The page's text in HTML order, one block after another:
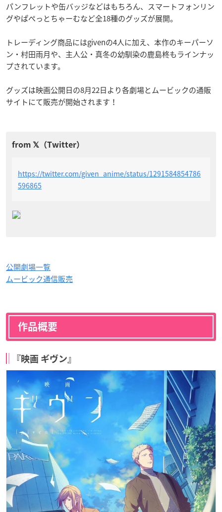
パンフレットや缶バッジなどはもちろん、スマートフォンリン
グやぱぺっとちゃーむなど全18種のグッズが展開。
トレーディング商品にはgivenの4人に加え、本作のキーパーソ
ン・村田雨月や、主人公・真冬の幼馴染の鹿島柊もラインナッ
プされています。
グッズは映画公開日の8月22日より各劇場とムービックの通販
サイトにて販売が開始されます！
https://twitter.com/given_anime/status/1291584854786
596865
公開劇場一覧
ムービック通信販売
作品概要
『映画 ギヴン』